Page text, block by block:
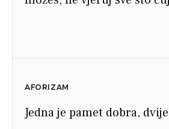
AFORIZAM
Jedna je pamet dobra,